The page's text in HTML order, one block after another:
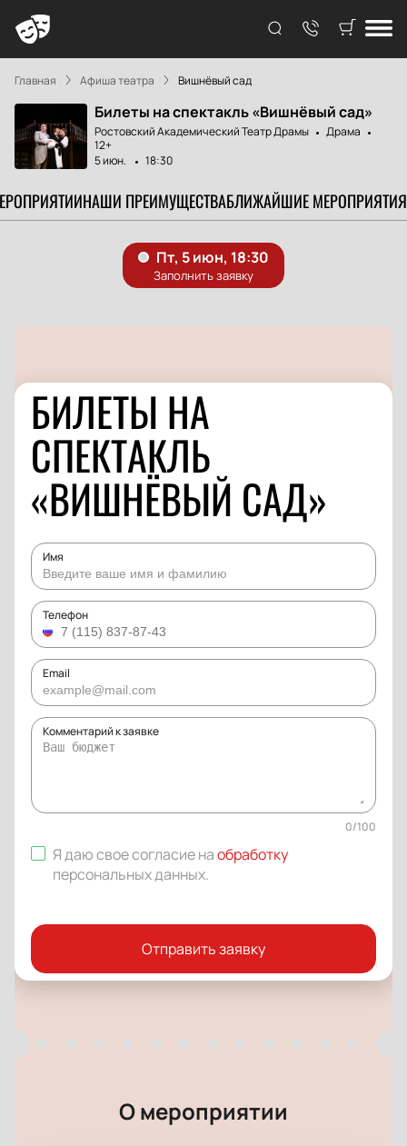
Главная Афиша театра Вишнёвый сад
Билеты на спектакль «Вишнёвый сад»
Ростовский Академический Театр Драмы
Драма
12+
5 июн.
18:30
НАШИ ПРЕИМУЩЕСТВАБЛИЖАЙШИЕ МЕРОПРИЯТИЯ
БИЛЕТЫ НА
СПЕКТАКЛЬ
«ВИШНЁВЫЙ САД»
Имя
Телефон
Email
Комментарий к заявке
0/100
Я даю свое согласие наобработку
персональных данных.
Отправить заявку
О мероприятии